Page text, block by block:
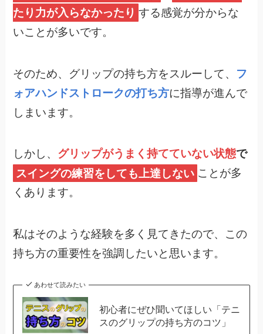
たり力が入らなかったり する感覚が分からな
いことが多いです。
そのため、グリップの持ち方をスルーして、 フ
ォアハンドストロークの打ち方に指導が進んで
しまいます。
しかし、 グリップがうまく持てていない状態で
スイングの練習をしても上達しない ことが多
くあります。
私はそのような経験を多く見てきたので、この
持ち方の重要性を強調したいと思います。
あわせて読みたい
初心者にぜひ聞いてほしい「テニ
スのグリップの持ち方のコツ」